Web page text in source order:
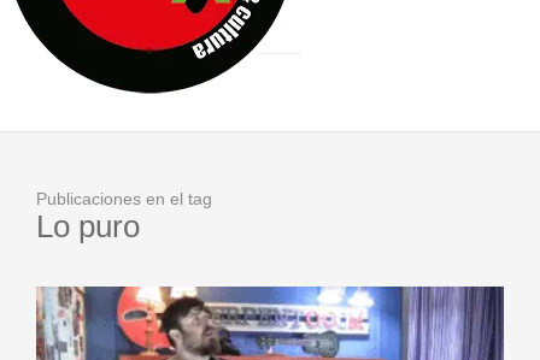
MAGALÍ SARE NOS EXPLICA [DESCASADA]
«NO TENGO PUTOS SUEÑOS»
Publicaciones en el tag
Lo puro